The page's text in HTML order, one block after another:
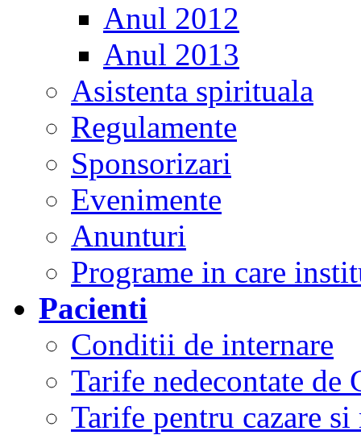
Anul 2012
Anul 2013
Asistenta spirituala
Regulamente
Sponsorizari
Evenimente
Anunturi
Programe in care
Pacienti
Conditii de internare
Tarife nedecontate de
Tarife pentru cazare